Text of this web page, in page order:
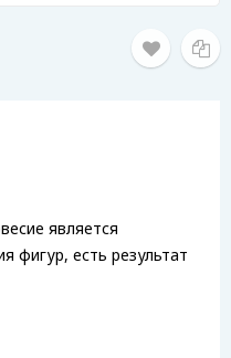
является
фигур, есть результат